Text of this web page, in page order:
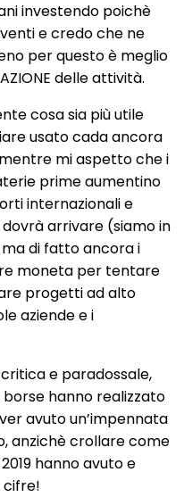
investendo poichè
e credo che ne
per questo è meglio
delle attività.
cosa sia più utile
usato cada ancora
mi aspetto che i
prime aumentino
internazionali e
arrivare (siamo in
di fatto ancora i
moneta per tentare
progetti ad alto
aziende e i
e paradossale,
hanno realizzato
avuto un’impennata
anzichè crollare come
hanno avuto e
cifre!